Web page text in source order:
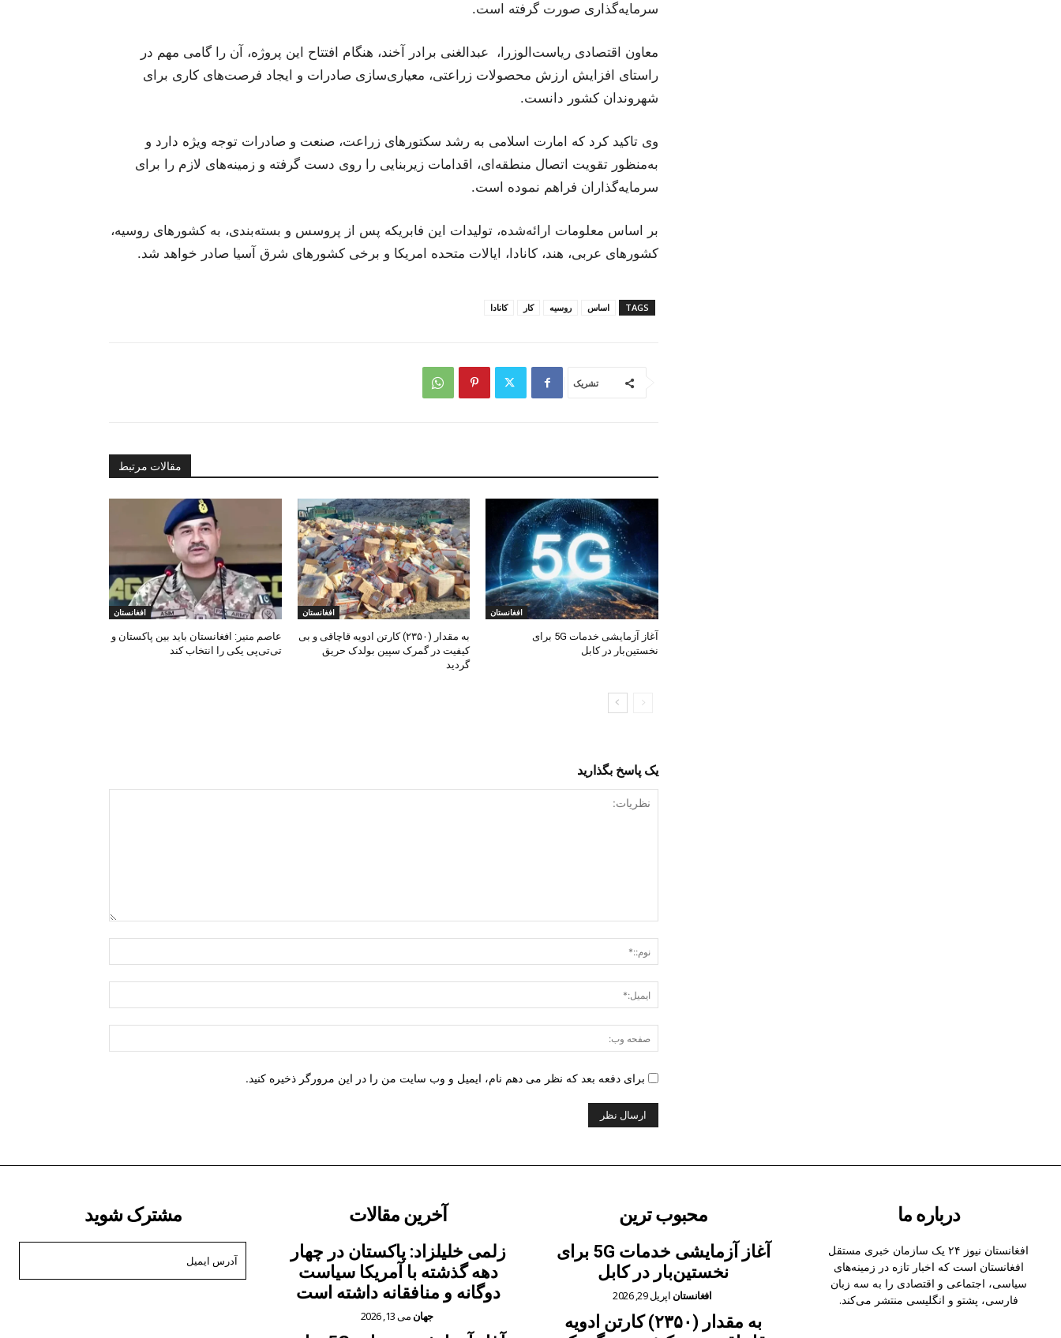
سرمایه‌گذاری صورت گرفته است.
معاون اقتصادی ریاست‌الوزرا، عبدالغنی برادر آخند، هنگام افتتاح این پروژه، آن را گامی مهم در
راستای افزایش ارزش محصولات زراعتی، معیاری‌سازی صادرات و ایجاد فرصت‌های کاری برای
شهروندان کشور دانست.
وی تاکید کرد که امارت اسلامی به رشد سکتورهای زراعت، صنعت و صادرات توجه ویژه دارد و
به‌منظور تقویت اتصال منطقه‌ای، اقدامات زیربنایی را روی دست گرفته و زمینه‌های لازم را برای
سرمایه‌گذاران فراهم نموده است.
بر اساس معلومات ارائه‌شده، تولیدات این فابریکه پس از پروسس و بسته‌بندی، به کشورهای روسیه،
کشورهای عربی، هند، کانادا، ایالات متحده امریکا و برخی کشورهای شرق آسیا صادر خواهد شد.
TAGS اساس روسیه کار کانادا
تشریک
مقالات مرتبط
افغانستان
آغاز آزمایشی خدمات 5G برای
نخستین‌بار در کابل
افغانستان
به مقدار (۲۳۵۰) کارتن ادویه قاچاقی و بی
کیفیت در گمرک سپین بولدک حریق
گردید
افغانستان
عاصم منیر: افغانستان باید بین پاکستان و
تی‌تی‌پی یکی را انتخاب کند
یک پاسخ بگذارید
وب:
برای دفعه بعد که نظر می دهم نام، ایمیل و وب سایت من را در این مرورگر ذخیره کنید.
مشترک شوید آخرین مقالات
زلمی خلیلزاد: پاکستان در چهار
دهه گذشته با آمریکا سیاست
دوگانه و منافقانه داشته است
جهان می 13, 2026
محبوب ترین
آغاز آزمایشی خدمات 5G برای
نخستین‌بار در کابل
افغانستان اپریل 29, 2026
به مقدار (۲۳۵۰) کارتن ادویه
درباره ما
افغانستان نیوز ۲۴ یک سازمان خبری مستقل
افغانستان است که اخبار تازه در زمینه‌های
سیاسی، اجتماعی و اقتصادی را به سه زبان
فارسی، پشتو و انگلیسی منتشر می‌کند.